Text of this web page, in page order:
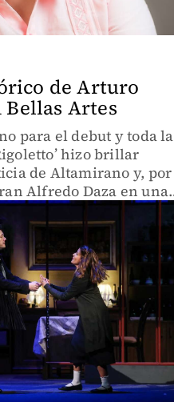
de Arturo
Bellas Artes
para el debut y toda la
hizo brillar
de Altamirano y, por
Alfredo Daza en una
que visibilizó la